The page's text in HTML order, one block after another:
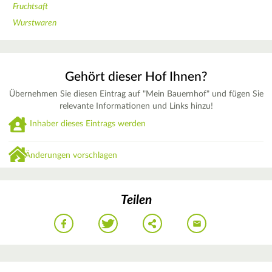
Fruchtsaft
Wurstwaren
Gehört dieser Hof Ihnen?
Übernehmen Sie diesen Eintrag auf "Mein Bauernhof" und fügen Sie
relevante Informationen und Links hinzu!
Inhaber dieses Eintrags werden
Änderungen vorschlagen
Teilen